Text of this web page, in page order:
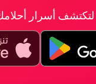
لتكتشف أسرار